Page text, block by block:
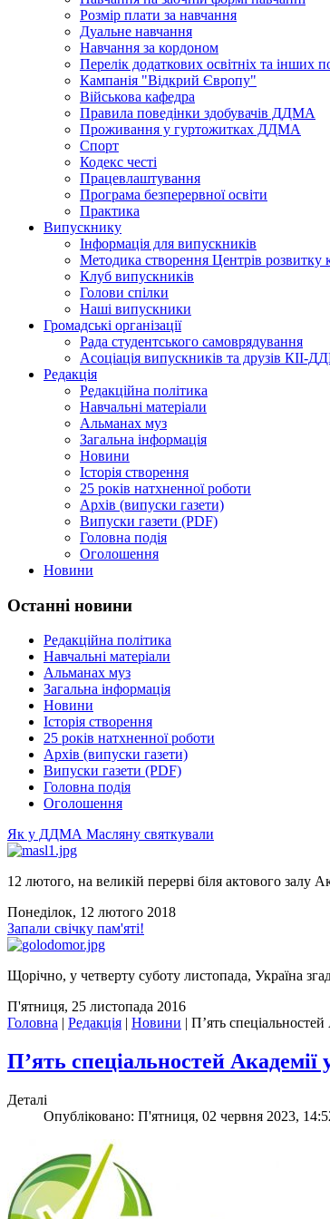
Розмір плати за навчання
Дуальне навчання
Навчання за кордоном
Перелік додаткових освітніх та інших
Кампанія "Відкрий Європу"
Військова кафедра
Правила поведінки здобувачів ДДМА
Проживання у гуртожитках ДДМА
Спорт
Кодекс честі
Працевлаштування
Програма безперервної освіти
Практика
Випускнику
Інформація для випускників
Методика створення Центрів розвитку
Клуб випускників
Голови спілки
Наші випускники
Громадські організації
Рада студентського самоврядування
Асоціація випускників та друзів КІІ-
Редакція
Редакційна політика
Навчальні матеріали
Альманах муз
Загальна інформація
Новини
Історія створення
25 років натхненної роботи
Архів (випуски газети)
Випуски газети (PDF)
Головна подія
Оголошення
Новини
Останні новини
Редакційна політика
Навчальні матеріали
Альманах муз
Загальна інформація
Новини
Історія створення
25 років натхненної роботи
Архів (випуски газети)
Випуски газети (PDF)
Головна подія
Оголошення
Як у ДДМА Масляну святкували
12 лютого, на великій перерві біля актового залу
Понеділок, 12 лютого 2018
Запали свічку пам'яті!
Щорічно, у четверту суботу листопада, Україна
П'ятниця, 25 листопада 2016
Головна | Редакція | Новини | П’ять
П’ять спеціальностей
Деталі
Опубліковано: П'ятниця, 02 червня 2023,